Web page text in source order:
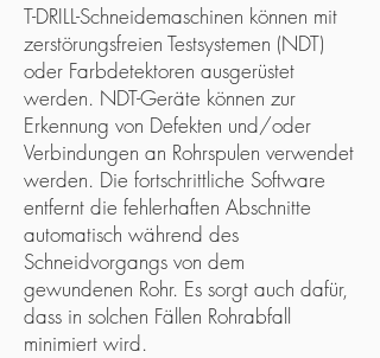
T-DRILL-Schneidemaschinen können mit
zerstörungsfreien Testsystemen (NDT)
oder Farbdetektoren ausgerüstet
werden. NDT-Geräte können zur
Erkennung von Defekten und/oder
Verbindungen an Rohrspulen verwendet
werden. Die fortschrittliche Software
entfernt die fehlerhaften Abschnitte
automatisch während des
Schneidvorgangs von dem
gewundenen Rohr. Es sorgt auch dafür,
dass in solchen Fällen Rohrabfall
minimiert wird.